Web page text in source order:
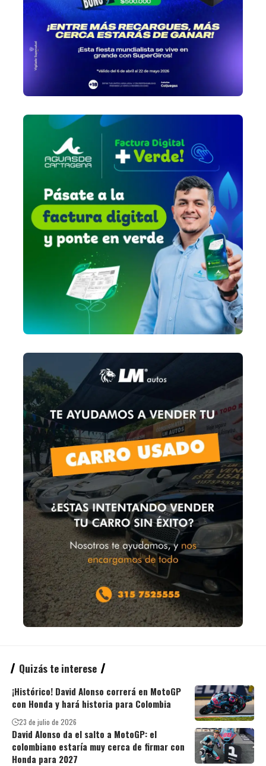
Quizás te interese
¡Histórico! David Alonso correrá en MotoGP
con Honda y hará historia para Colombia
23 de julio de 2026
David Alonso da el salto a MotoGP: el
colombiano estaría muy cerca de firmar con
Honda para 2027